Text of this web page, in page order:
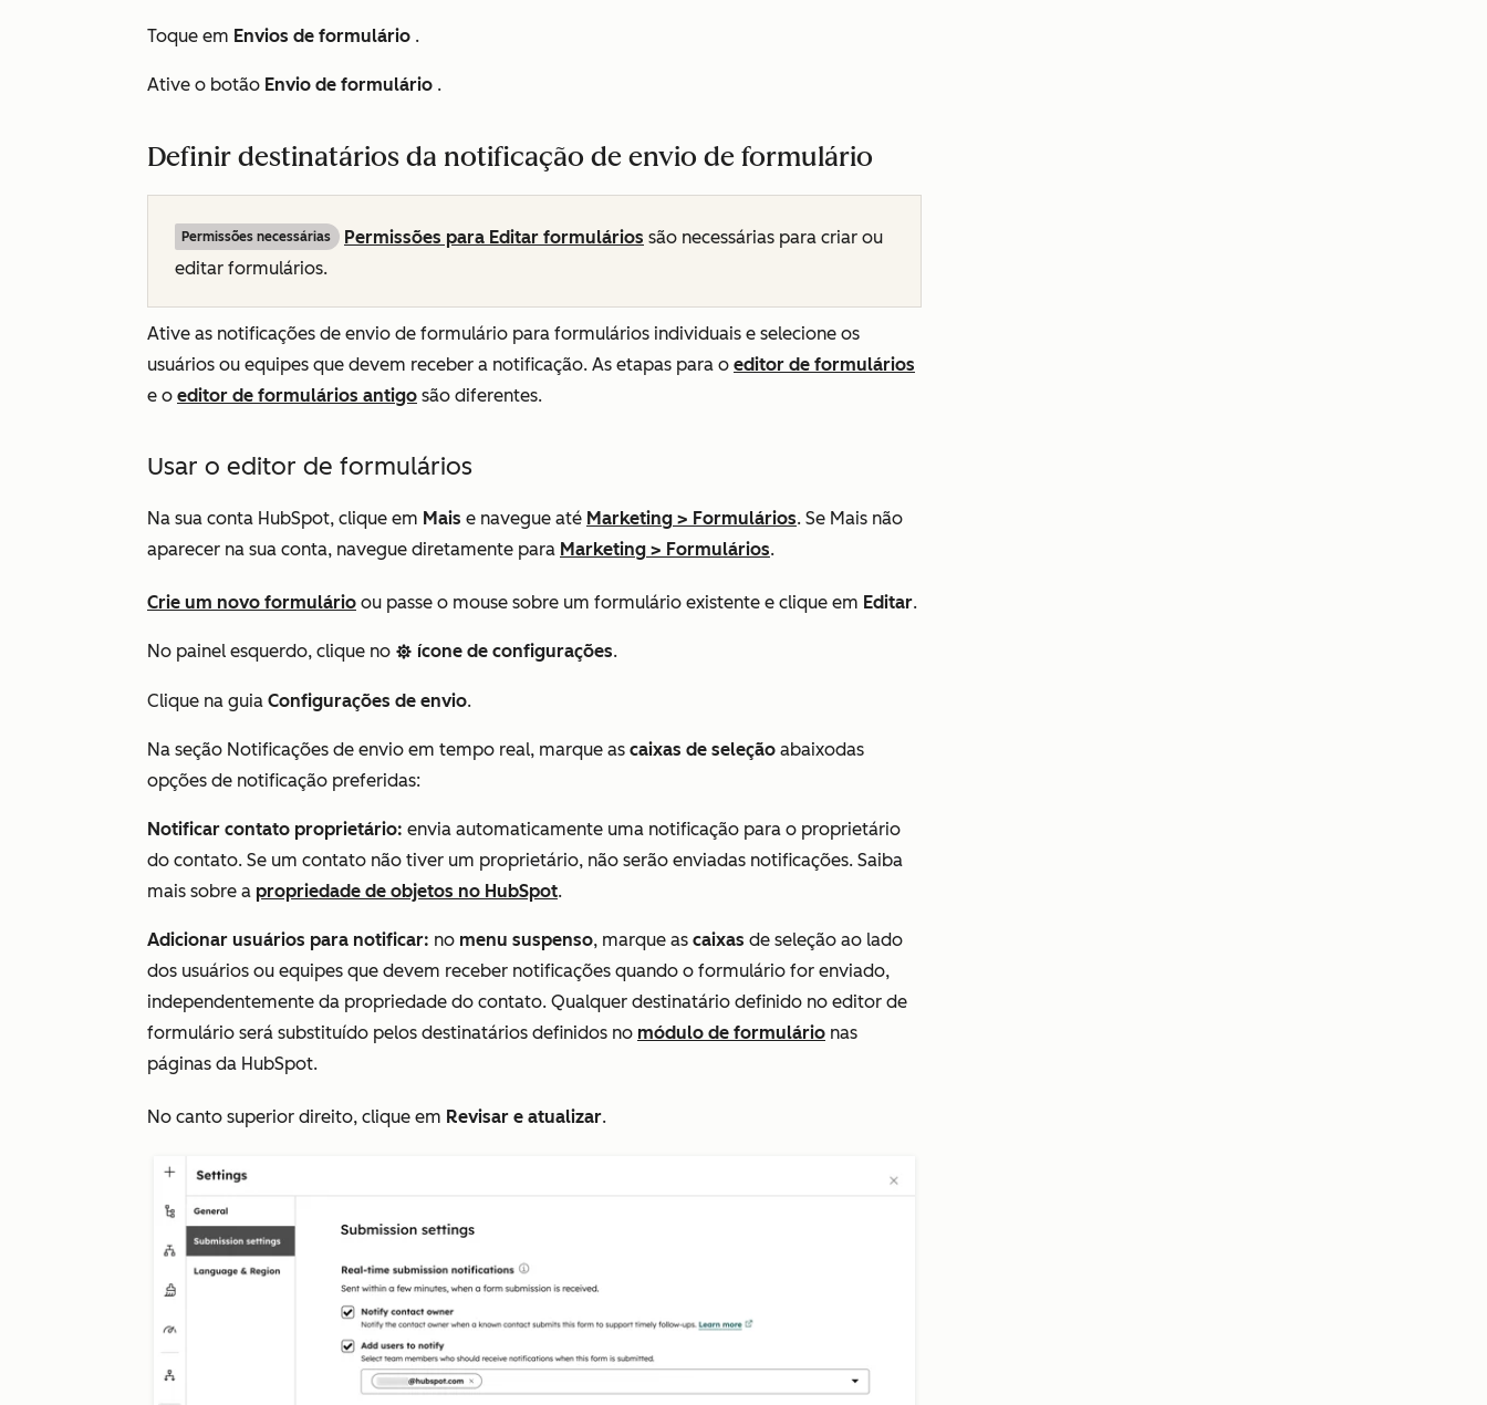
Toque em Envios de formulário .
Ative o botão Envio de formulário .
Definir destinatários da notificação de envio de formulário
Permissões necessárias Permissões para Editar formulários são necessárias para criar ou
editar formulários.
Ative as notificações de envio de formulário para formulários individuais e selecione os
usuários ou equipes que devem receber a notificação. As etapas para o editor de formulários
e o editor de formulários antigo são diferentes.
Usar o editor de formulários
Na sua conta HubSpot, clique em Mais e navegue até Marketing > Formulários. Se Mais não
aparecer na sua conta, navegue diretamente para Marketing > Formulários.
Crie um novo formulário ou passe o mouse sobre um formulário existente e clique em Editar.
No painel esquerdo, clique no settings ícone de configurações.
Clique na guia Configurações de envio.
Na seção Notificações de envio em tempo real, marque as caixas de seleção abaixodas
opções de notificação preferidas:
Notificar contato proprietário: envia automaticamente uma notificação para o proprietário
do contato. Se um contato não tiver um proprietário, não serão enviadas notificações. Saiba
mais sobre a propriedade de objetos no HubSpot.
Adicionar usuários para notificar: no menu suspenso, marque as caixas de seleção ao lado
dos usuários ou equipes que devem receber notificações quando o formulário for enviado,
independentemente da propriedade do contato. Qualquer destinatário definido no editor de
formulário será substituído pelos destinatários definidos no módulo de formulário nas
páginas da HubSpot.
No canto superior direito, clique em Revisar e atualizar.